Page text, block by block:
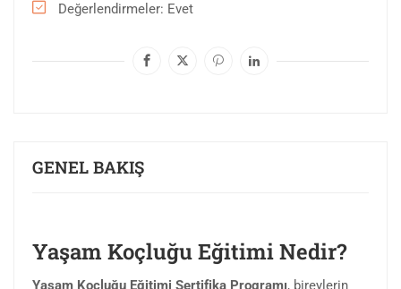
GENEL BAKIŞ
Yaşam Koçluğu Eğitimi Nedir?
Yaşam Koçluğu Eğitimi Sertifika Programı, bireylerin
Değerlendirmeler Evet